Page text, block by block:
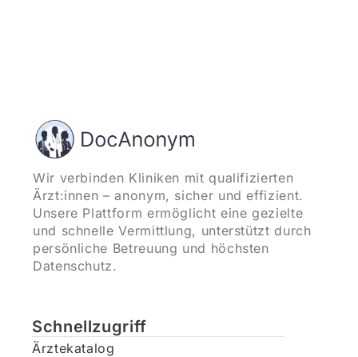
Wir verbinden Kliniken mit qualifizierten
Ärzt:innen – anonym, sicher und effizient.
Unsere Plattform ermöglicht eine gezielte
und schnelle Vermittlung, unterstützt durch
persönliche Betreuung und höchsten
Datenschutz.
Schnellzugriff
Ärztekatalog